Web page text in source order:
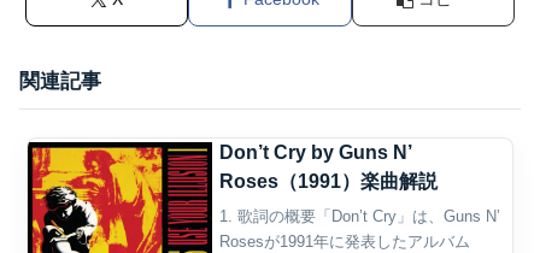
関連記事
Don’t Cry by Guns N’
Roses（1991）楽曲解説
1. 歌詞の概要「Don’t Cry」は、Guns N’
Rosesが1991年に発表したアルバム